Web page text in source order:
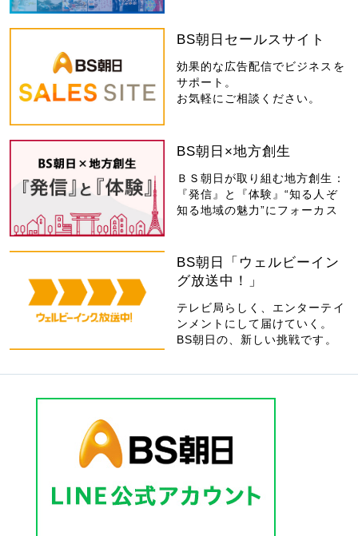
BS朝日セールスサイト
効果的な広告配信でビジネスを
サポート。
お気軽にご相談ください。
BS朝日×地方創生
ＢＳ朝日が取り組む地方創生：
『発信』と『体験』“知る人ぞ
知る地域の魅力”にフォーカス
BS朝日「ウェルビーイン
グ放送中！」
テレビ局らしく、エンターテイ
ンメントにして届けていく。
BS朝日の、新しい挑戦です。